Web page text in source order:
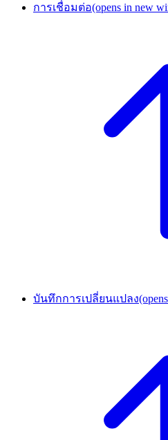
การเชื่อมต่อ(opens in new
บันทึกการเปลี่ยนแปลง